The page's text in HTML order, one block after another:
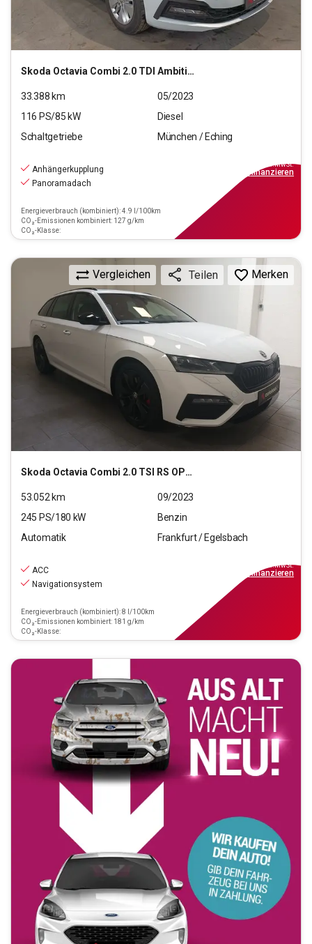
Skoda Octavia Combi 2.0 TDI Ambition
33.388 km
05/2023
116 PS/85 kW
Diesel
Schaltgetriebe
München / Eching
Anhängerkupplung
Panoramadach
Energieverbrauch (kombiniert): 4.9 l/100km
CO₂-Emissionen kombiniert: 127 g/km
CO₂-Klasse:
inkl.MwSt.
finanzieren
Skoda Octavia Combi 2.0 TSI RS OPF (EURO 6d)
Vergleichen Teilen Merken
53.052 km
09/2023
245 PS/180 kW
Benzin
Automatik
Frankfurt / Egelsbach
ACC
Navigationsystem
Energieverbrauch (kombiniert): 8 l/100km
CO₂-Emissionen kombiniert: 181 g/km
CO₂-Klasse:
inkl.MwSt.
finanzieren